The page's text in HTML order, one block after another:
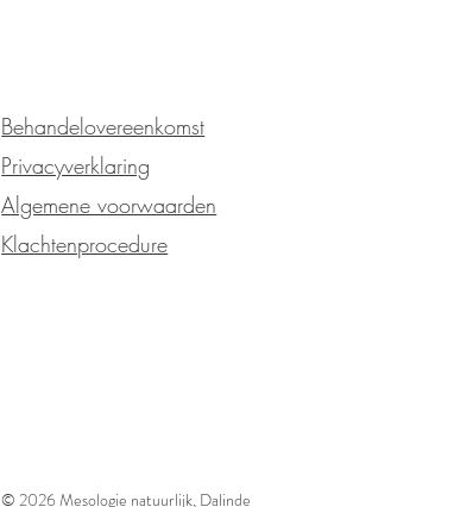
​Behandelovereenkomst
Privacyverklaring
Algemene voorwaarden
Klachtenprocedure
© 2026 Mesologie natuurlijk, Dalinde